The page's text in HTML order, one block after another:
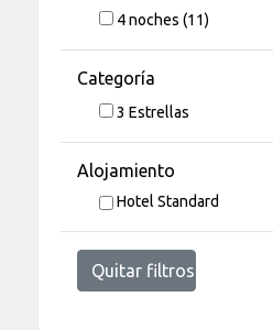
4noches (11)
Categoría
3 Estrellas
Alojamiento
Hotel Standard
Quitar filtros